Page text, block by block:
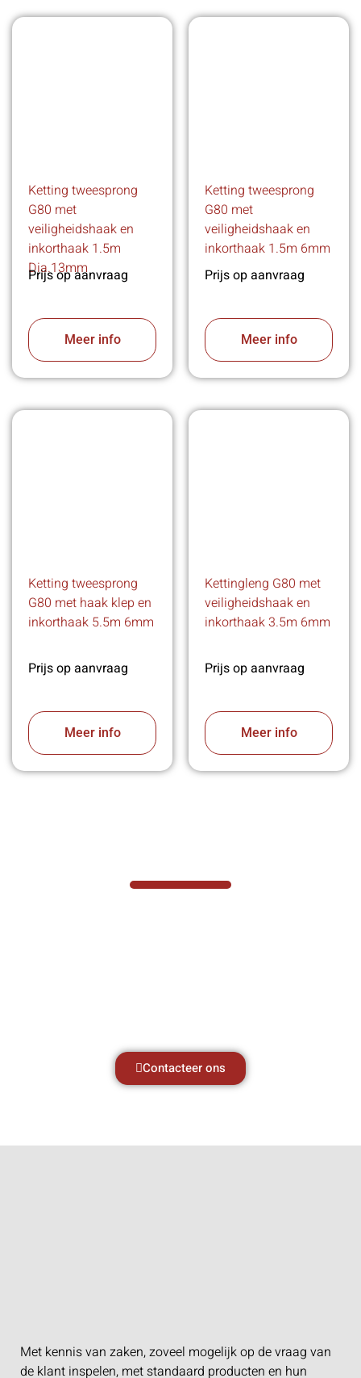
Ketting tweesprong
G80 met
veiligheidshaak en
inkorthaak 1.5m
Dia.13mm
Prijs op aanvraag
Meer info
Ketting tweesprong
G80 met
veiligheidshaak en
inkorthaak 1.5m 6mm
Prijs op aanvraag
Meer info
Ketting tweesprong
G80 met haak klep en
inkorthaak 5.5m 6mm
Prijs op aanvraag
Meer info
Kettingleng G80 met
veiligheidshaak en
inkorthaak 3.5m 6mm
Prijs op aanvraag
Meer info
Contacteer ons
Met kennis van zaken, zoveel mogelijk op de vraag van
de klant inspelen, met standaard producten en hun